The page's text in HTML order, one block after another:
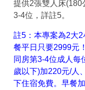
提供2張雙人床(180
3-4位，詳註5。
註5：本專案為2大
餐平日只要2999元
同房第3-4位成人每
歲以下)加220元/人
下住宿免費。早餐